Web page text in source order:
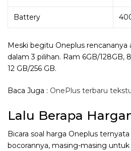
Battery
Meski begitu Oneplus rencananya
dalam 3 pilihan. Ram 6GB/128GB,
12 GB/256 GB.
Baca Juga : OnePlus terbaru
Lalu Berapa
Bicara soal harga Oneplus
bocorannya, masing-masing